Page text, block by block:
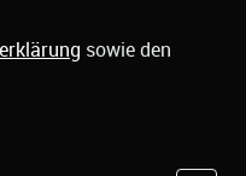
sowie den